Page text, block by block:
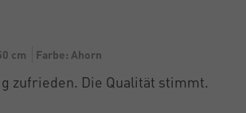
cm Farbe: Ahorn
zufrieden. Die Qualität stimmt.